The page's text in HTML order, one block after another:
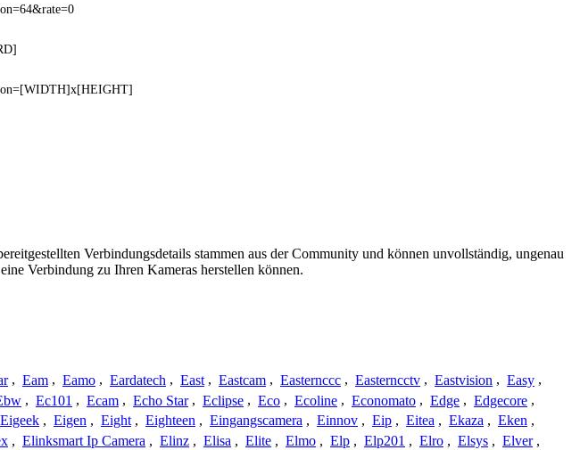
Verbindungsdetails stammen aus der Community und können unvollständig, ungenau
Verbindung zu Ihren Kameras herstellen können.
, Eam , Eamo , Eardatech , East , Eastcam , Easternccc , Easterncctv , Eastvision , Easy ,
, Ec101 , Ecam , Echo Star , Eclipse , Eco , Ecoline , Economato , Edge , Edgecore ,
Eigeek , Eigen , Eight , Eighteen , Eingangscamera , Einnov , Eip , Eitea , Ekaza , Eken ,
, Elinksmart Ip Camera , Elinz , Elisa , Elite , Elmo , Elp , Elp201 , Elro , Elsys , Elver ,